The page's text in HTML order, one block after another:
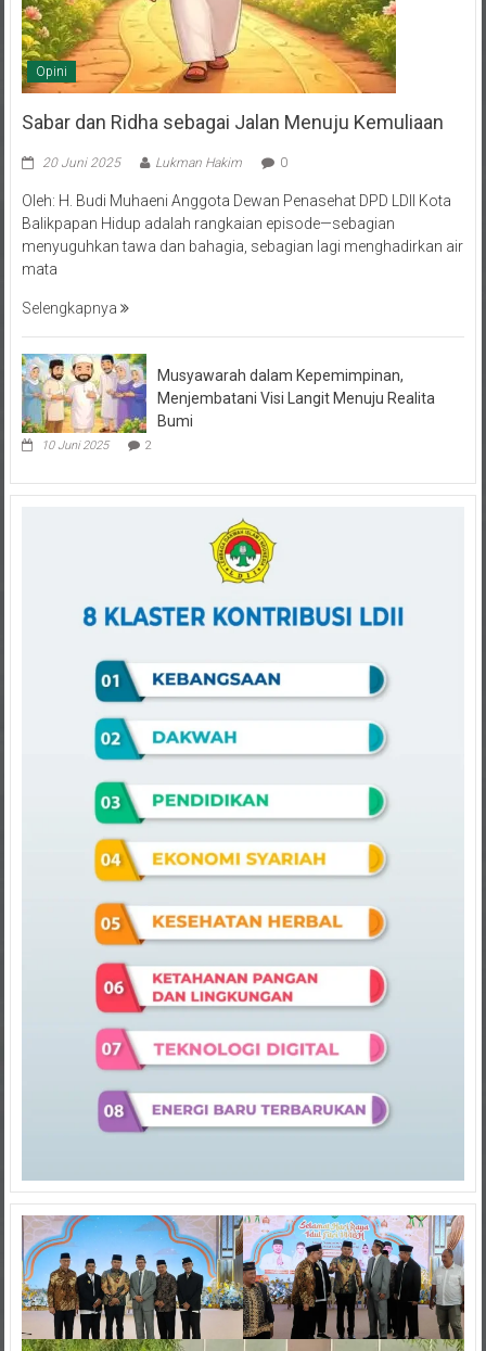
Opini
Sabar dan Ridha sebagai Jalan Menuju Kemuliaan
Balikpapan Hidup adalah rangkaian episode—sebagian
menyuguhkan tawa dan bahagia, sebagian lagi menghadirkan air
mata
Menjembatani Visi Langit Menuju Realita
Bumi
10 Juni 2025 2